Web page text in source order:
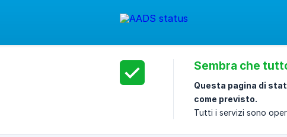
Sembra che
Questa pagina di
come previsto.
Tutti i servizi sono